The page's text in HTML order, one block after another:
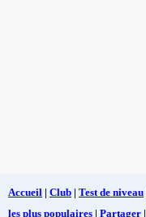
Accueil | Club | Test de niveau
les plus populaires | Partager |